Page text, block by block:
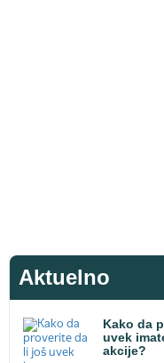
Aktuelno
Kako da
uvek
akcije?